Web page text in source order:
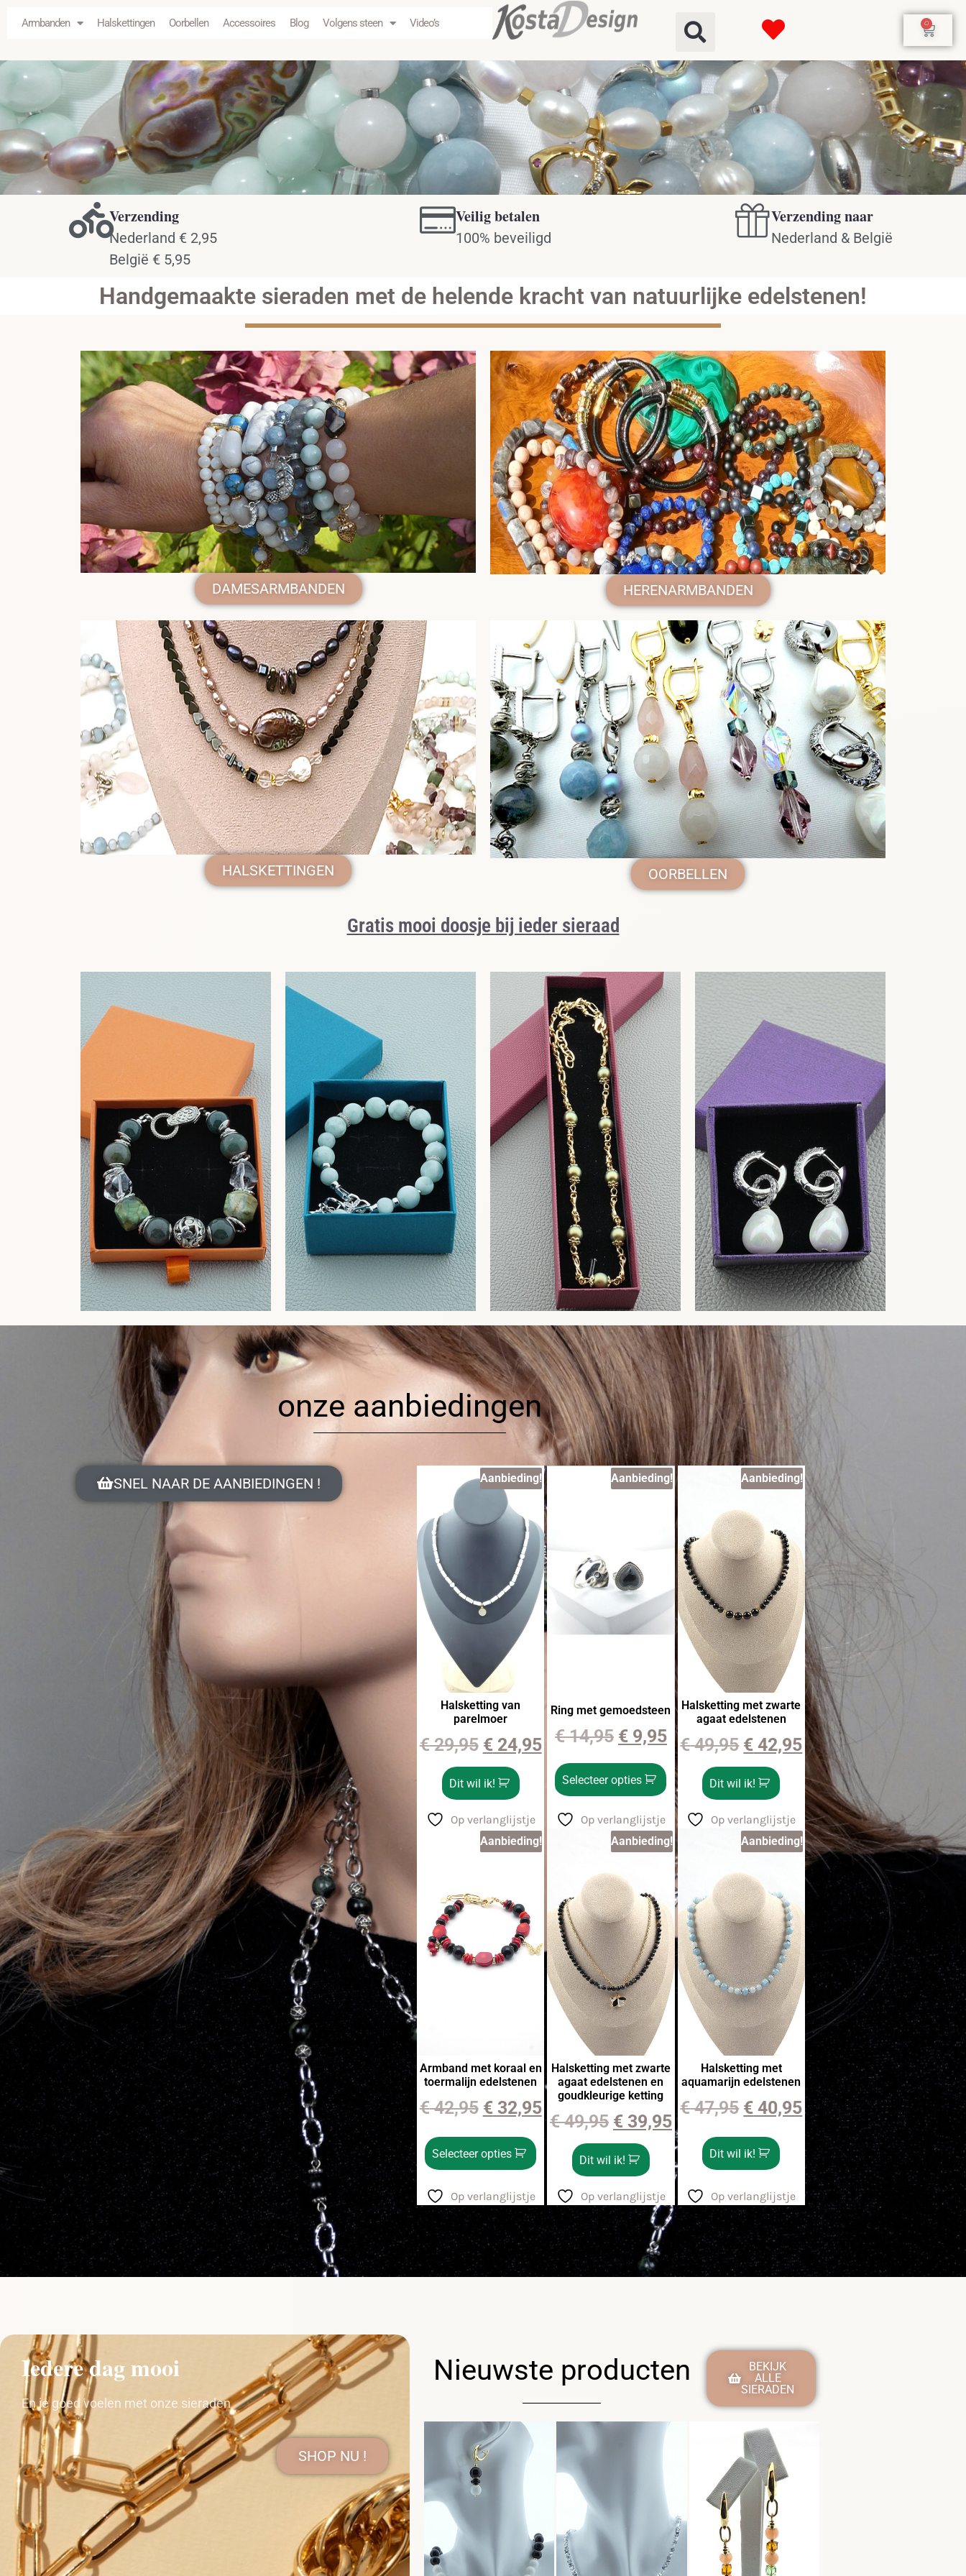
inhoudArmbanden Halskettingen Oorbellen Accessoires Blog Volgens steen Video’s 0
Verzending
Nederland € 2,95
België € 5,95
Veilig betalen
100% beveiligd
Verzending naar
Nederland & België
Handgemaakte sieraden met de helende kracht van natuurlijke edelstenen!
DAMESARMBANDEN HERENARMBANDEN
HALSKETTINGEN OORBELLEN
Gratis mooi doosje bij ieder sieraad
onze aanbiedingen
SNEL NAAR DE AANBIEDINGEN ! Aanbieding!
Halsketting van
parelmoer
€29,95 €24,95
Dit wil ik!
Op verlanglijstje
Aanbieding!
Ring met gemoedsteen
€14,95 €9,95
Selecteer opties
Op verlanglijstje
Aanbieding!
Halsketting met zwarte
agaat edelstenen
€49,95 € 42,95
Dit wil ik!
Op verlanglijstje
Aanbieding!
Armband met koraal en
toermalijn edelstenen
€42,95 €32,95
Selecteer opties
Op verlanglijstje
Aanbieding!
Halsketting met zwarte
agaat edelstenen en
goudkleurige ketting
€49,95 €39,95
Dit wil ik!
Op verlanglijstje
Aanbieding!
Halsketting met
aquamarijn edelstenen
€47,95 € 40,95
Dit wil ik!
Op verlanglijstje
Iedere dag mooi
En je goed voelen met onze sieraden
SHOP NU !
Nieuwste producten
BEKIJK
ALLE
SIERADEN